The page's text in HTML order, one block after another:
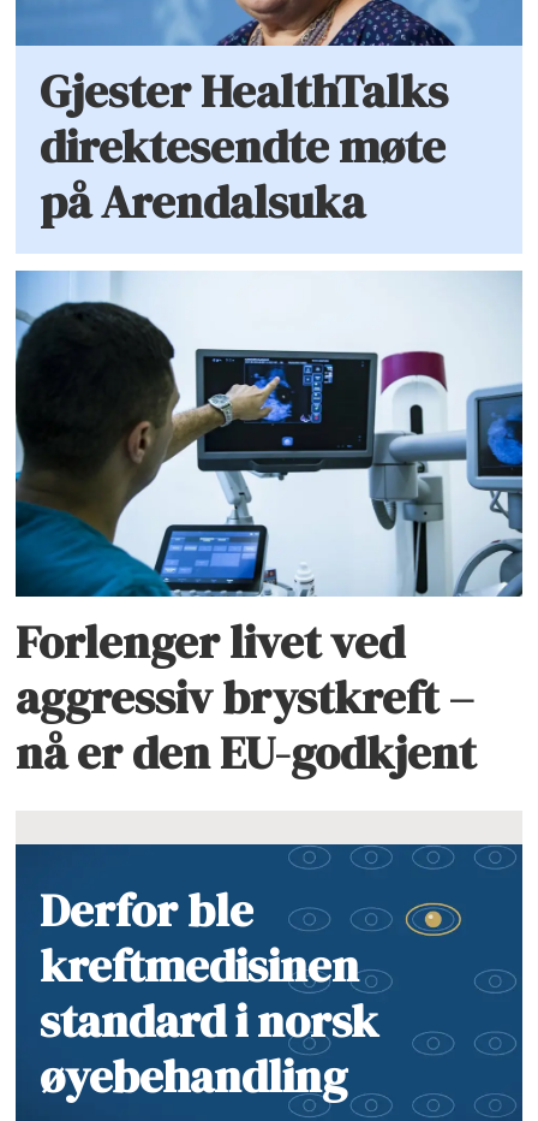
Gjester HealthTalks
direktesendte møte
på Arendalsuka
Forlenger livet ved
aggressiv brystkreft –
nå er den EU-godkjent
Derfor ble
kreftmedisinen
standard i norsk
øyebehandling